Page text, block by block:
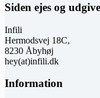
Siden ejes og
Infili
Hermodsvej 18C,
8230 Åbyhøj
hey(at)infili.dk
Information